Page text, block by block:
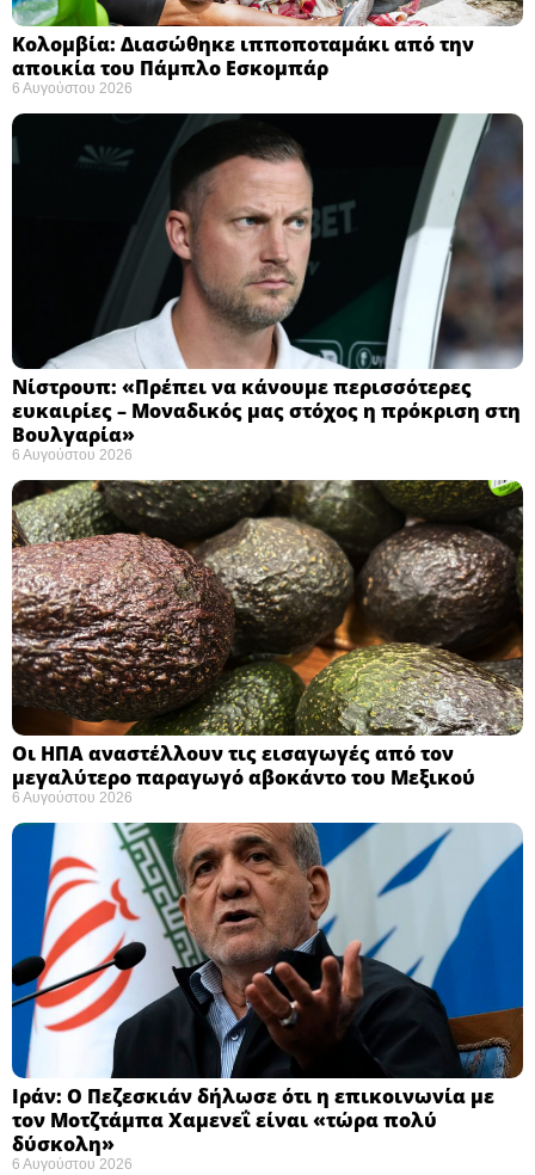
Κολομβία: Διασώθηκε ιπποποταμάκι από την
αποικία του Πάμπλο Εσκομπάρ ​
6 Αυγούστου 2026
Νίστρουπ: «Πρέπει να κάνουμε περισσότερες
ευκαιρίες – Μοναδικός μας στόχος η πρόκριση στη
Βουλγαρία» ​
6 Αυγούστου 2026
Οι ΗΠΑ αναστέλλουν τις εισαγωγές από τον
μεγαλύτερο παραγωγό αβοκάντο του Μεξικού ​
6 Αυγούστου 2026
Ιράν: Ο Πεζεσκιάν δήλωσε ότι η επικοινωνία με
τον Μοτζτάμπα Χαμενεΐ είναι «τώρα πολύ
δύσκολη» ​
6 Αυγούστου 2026